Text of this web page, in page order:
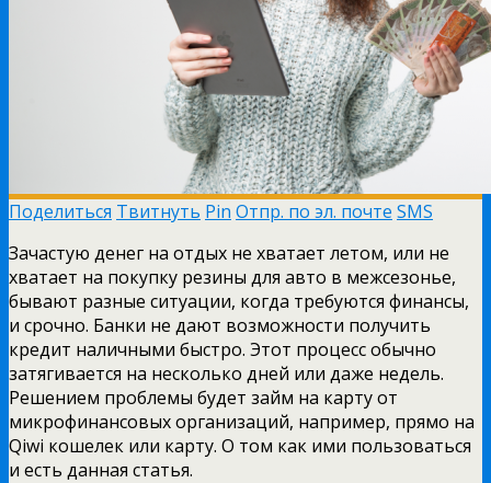
Поделиться Твитнуть Pin Отпр. по эл. почте SMS
Зачастую денег на отдых не хватает летом, или не
хватает на покупку резины для авто в межсезонье,
бывают разные ситуации, когда требуются финансы,
и срочно. Банки не дают возможности получить
кредит наличными быстро. Этот процесс обычно
затягивается на несколько дней или даже недель.
Решением проблемы будет займ на карту от
микрофинансовых организаций, например, прямо на
Qiwi кошелек или карту. О том как ими пользоваться
и есть данная статья.